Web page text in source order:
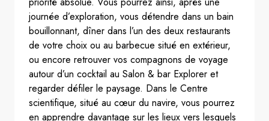
journée d’exploration, vous détendre dans un bain
bouillonnant, dîner dans l’un des deux restaurants
de votre choix ou au barbecue situé en extérieur,
ou encore retrouver vos compagnons de voyage
autour d’un cocktail au Salon & bar Explorer et
regarder défiler le paysage. Dans le Centre
scientifique, situé au cœur du navire, vous pourrez
en apprendre davantage sur les lieux vers lesquels